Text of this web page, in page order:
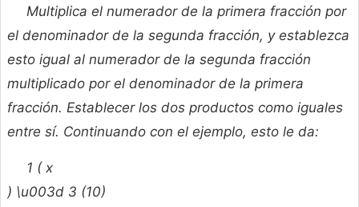
Multiplica el numerador de la primera fracción por
el denominador de la segunda fracción, y establezca
esto igual al numerador de la segunda fracción
multiplicado por el denominador de la primera
fracción. Establecer los dos productos como iguales
entre sí. Continuando con el ejemplo, esto le da:
1 ( x
) \u003d 3 (10)